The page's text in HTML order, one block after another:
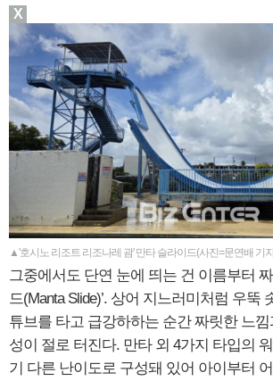
▲'호시노 리조트 리조나레 괌' 만타 슬라이드(사진=문연배 기
그중에서도 단연 눈에 띄는 건 이름부터
드(Manta Slide)’. 상어 지느러미처럼 우뚝
튜브를 타고 급강하하는 순간 짜릿한 느
성이 절로 터진다. 만타 외 4가지 타입의
기 다른 난이도로 구성돼 있어 아이부터
X